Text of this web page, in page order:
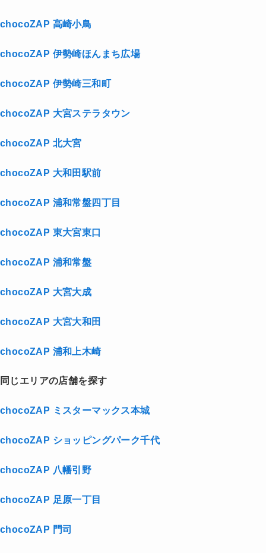
chocoZAP 高崎小鳥
chocoZAP 伊勢崎ほんまち広場
chocoZAP 伊勢崎三和町
chocoZAP 大宮ステラタウン
chocoZAP 北大宮
chocoZAP 大和田駅前
chocoZAP 浦和常盤四丁目
chocoZAP 東大宮東口
chocoZAP 浦和常盤
chocoZAP 大宮大成
chocoZAP 大宮大和田
chocoZAP 浦和上木崎
同じエリアの店舗を探す
chocoZAP ミスターマックス本城
chocoZAP ショッピングパーク千代
chocoZAP 八幡引野
chocoZAP 足原一丁目
chocoZAP 門司